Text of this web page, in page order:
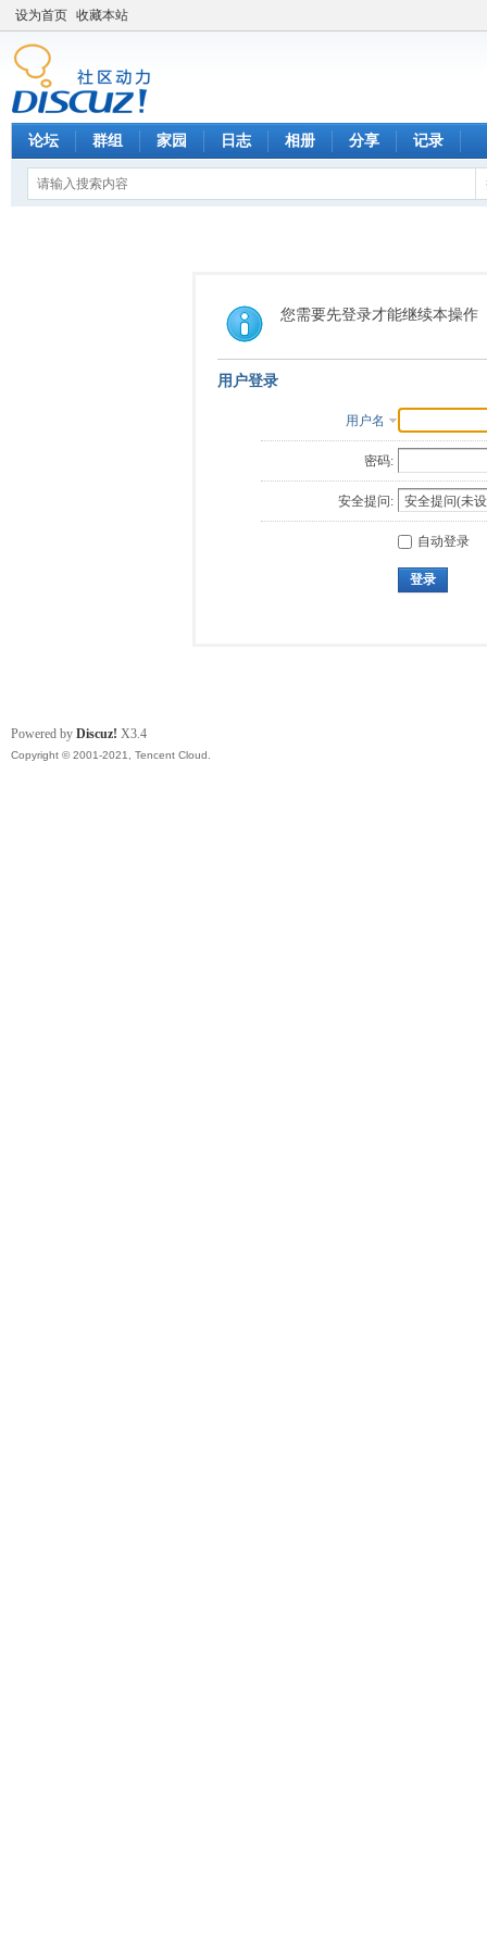
设为首页 收藏本站
论坛 群组 家园 日志 相册 分享 记录
您需要先登录才能继续本操作
用户登录
用户名
密码:
安全提问:
自动登录
登录
Powered by Discuz! X3.4
Copyright © 2001-2021, Tencent Cloud.